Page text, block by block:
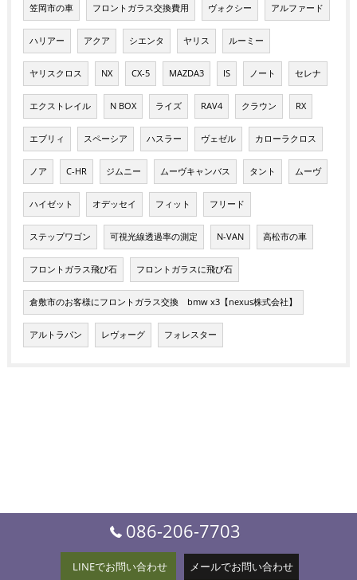
笠岡市の車 フロントガラス交換費用 ヴォクシー アルファード
ハリアー アクア シエンタ ヤリス ルーミー
ヤリスクロス NX CX-5 MAZDA3 IS ノート セレナ
エクストレイル N BOX ライズ RAV4 クラウン RX
エブリィ スペーシア ハスラー ヴェゼル カローラクロス
ノア C-HR ジムニー ムーヴキャンバス タント ムーヴ
ハイゼット オデッセイ フィット フリード
ステップワゴン 可視光線透過率の測定 N-VAN 高松市の車
フロントガラス飛び石 フロントガラスに飛び石
倉敷市のお客様にフロントガラス交換 bmw x3【nexus株式会社】
アルトラパン レヴォーグ フォレスター
086-206-7703
LINEでお問い合わせ メールでお問い合わせ